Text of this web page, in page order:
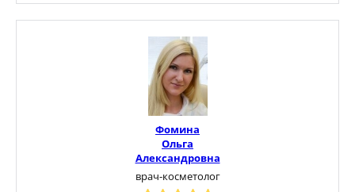
Фомина
Ольга
Александровна
врач-косметолог